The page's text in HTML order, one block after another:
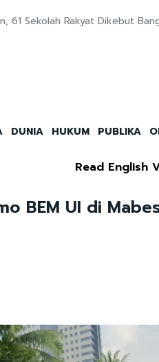
Sekolah Rakyat Dikebut
DUNIA HUKUM PUBLIKA
Read English
BEM UI di